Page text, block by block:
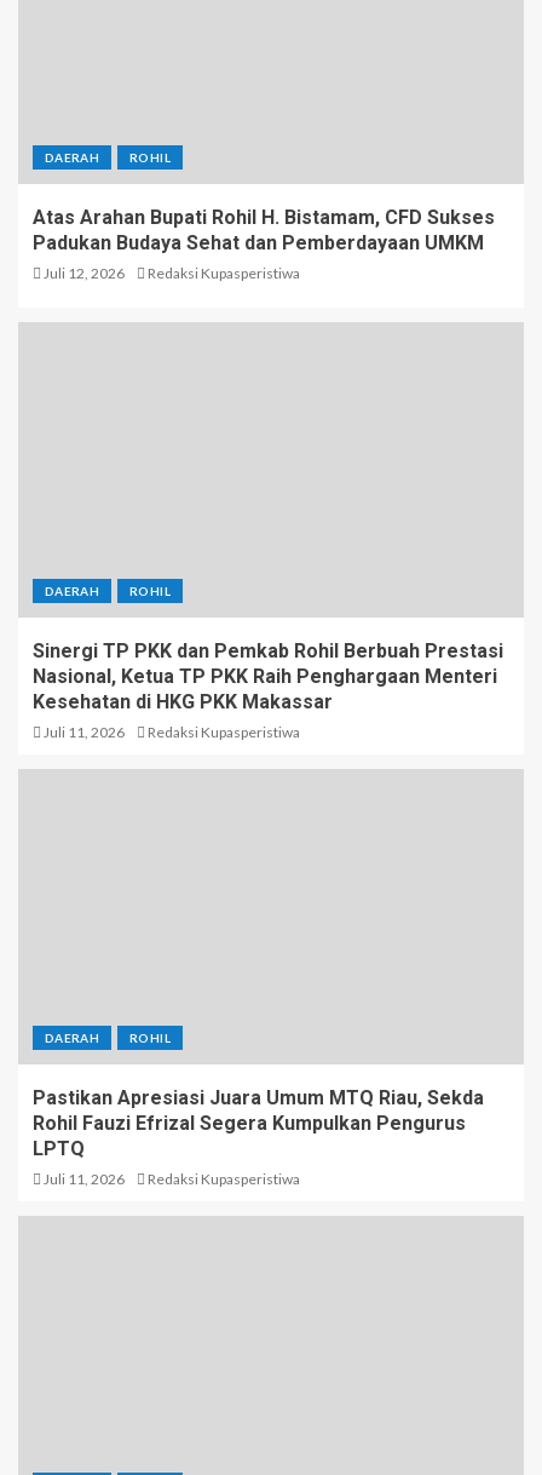
DAERAH ROHIL
Atas Arahan Bupati Rohil H. Bistamam, CFD Sukses
Padukan Budaya Sehat dan Pemberdayaan UMKM
Juli 12, 2026 Redaksi Kupasperistiwa
DAERAH ROHIL
Sinergi TP PKK dan Pemkab Rohil Berbuah Prestasi
Nasional, Ketua TP PKK Raih Penghargaan Menteri
Kesehatan di HKG PKK Makassar
Juli 11, 2026 Redaksi Kupasperistiwa
DAERAH ROHIL
Pastikan Apresiasi Juara Umum MTQ Riau, Sekda
Rohil Fauzi Efrizal Segera Kumpulkan Pengurus
LPTQ
Juli 11, 2026 Redaksi Kupasperistiwa